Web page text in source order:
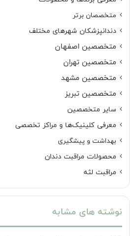
متخصصان برتر
دندانپزشکان شهرهای مختلف
متخصصین اصفهان
متخصصین تهران
متخصصین مشهد
متخصصین تبریز
سایر متخصصین
معرفی کلینیک‌ها و مراکز تخصصی
بهداشت و پیشگیری
محصولات مراقبت دندان
مراقبت لثه
نوشته های مشابه